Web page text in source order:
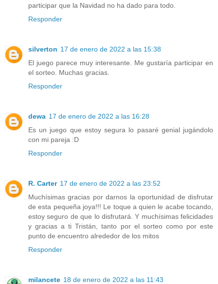
participar que la Navidad no ha dado para todo.
Responder
silverton 17 de enero de 2022 a las 15:38
El juego parece muy interesante. Me gustaría participar en
el sorteo. Muchas gracias.
Responder
dewa 17 de enero de 2022 a las 16:28
Es un juego que estoy segura lo pasaré genial jugándolo
con mi pareja :D
Responder
R. Carter 17 de enero de 2022 a las 23:52
Muchísimas gracias por darnos la oportunidad de disfrutar
de esta pequeña joya!!! Le toque a quien le acabe tocando,
estoy seguro de que lo disfrutará. Y muchísimas felicidades
y gracias a ti Tristán, tanto por el sorteo como por este
punto de encuentro alrededor de los mitos
Responder
milancete 18 de enero de 2022 a las 11:43